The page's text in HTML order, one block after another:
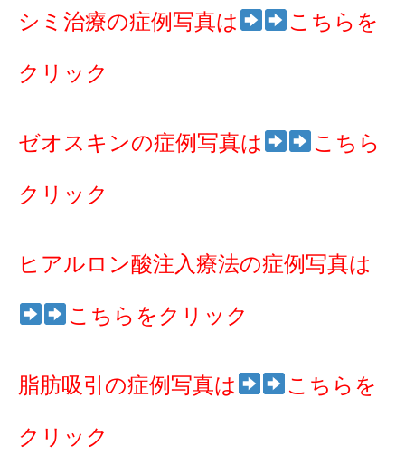
シミ治療の症例写真は こちらを
クリック
ゼオスキンの症例写真は こちら
クリック
ヒアルロン酸注入療法の症例写真は
こちらをクリック
脂肪吸引の症例写真は こちらを
クリック